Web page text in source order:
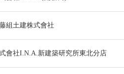
組土建株式會社
會社I.N.A.新建築研究所東北分店